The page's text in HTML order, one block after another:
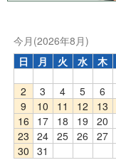
今月(2026年8月)
日
月 火 水 木
2
3 4 5 6
9
10 11 12 13
16
17 18 19 20
23
24 25 26 27
30
31